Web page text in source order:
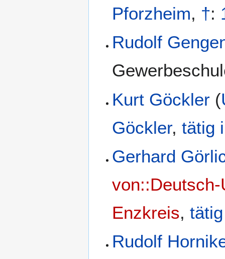
Pforzheim, †:
Rudolf
Kurt Göckler (
Göckler,tätig
Gerhard
Enzkreis,
Rudolf